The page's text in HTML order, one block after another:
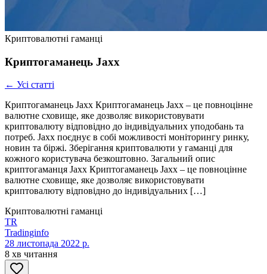
Криптовалютні гаманці
Криптогаманець Jaxx
← Усі статті
Криптогаманець Jaxx Криптогаманець Jaxx – це повноцінне
валютне сховище, яке дозволяє використовувати
криптовалюту відповідно до індивідуальних уподобань та
потреб. Jaxx поєднує в собі можливості моніторингу ринку,
новин та біржі. Зберігання криптовалюти у гаманці для
кожного користувача безкоштовно. Загальний опис
криптогаманця Jaxx Криптогаманець Jaxx – це повноцінне
валютне сховище, яке дозволяє використовувати
криптовалюту відповідно до індивідуальних […]
Криптовалютні гаманці
TR
Tradinginfo
28 листопада 2022 р.
8 хв читання